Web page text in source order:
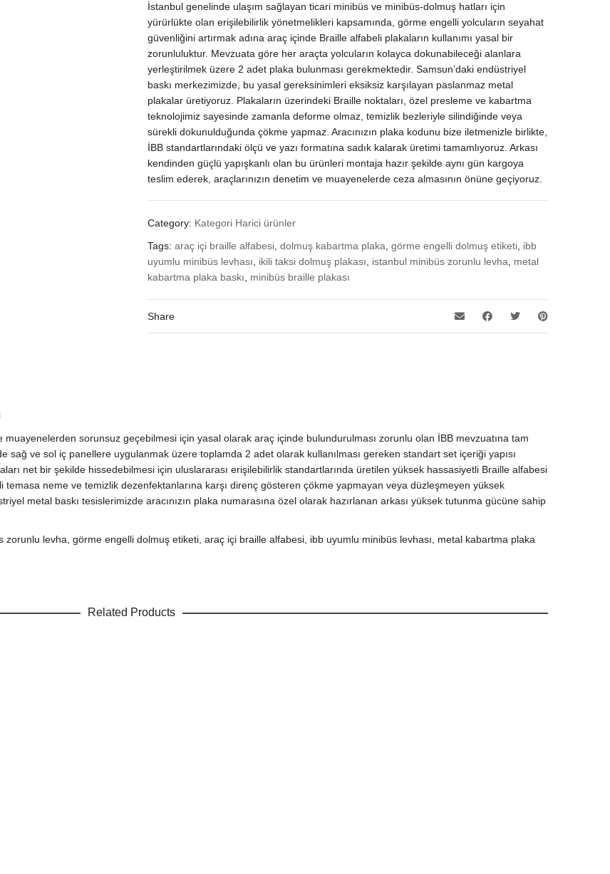
Kabartma
Metal
Plaka
Seti
quantity
İstanbul genelinde ulaşım sağlayan ticari minibüs ve minibüs-dolmuş hatları için
yürürlükte olan erişilebilirlik yönetmelikleri kapsamında, görme engelli yolcuların seyahat
güvenliğini artırmak adına araç içinde Braille alfabeli plakaların kullanımı yasal bir
zorunluluktur. Mevzuata göre her araçta yolcuların kolayca dokunabileceği alanlara
yerleştirilmek üzere 2 adet plaka bulunması gerekmektedir. Samsun’daki endüstriyel
baskı merkezimizde, bu yasal gereksinimleri eksiksiz karşılayan paslanmaz metal
plakalar üretiyoruz. Plakaların üzerindeki Braille noktaları, özel presleme ve kabartma
teknolojimiz sayesinde zamanla deforme olmaz, temizlik bezleriyle silindiğinde veya
sürekli dokunulduğunda çökme yapmaz. Aracınızın plaka kodunu bize iletmenizle birlikte,
İBB standartlarındaki ölçü ve yazı formatına sadık kalarak üretimi tamamlıyoruz. Arkası
kendinden güçlü yapışkanlı olan bu ürünleri montaja hazır şekilde aynı gün kargoya
teslim ederek, araçlarınızın denetim ve muayenelerde ceza almasının önüne geçiyoruz.
Category: Kategori Harici ürünler
Tags:araç içi braille alfabesi ,dolmuş kabartma plaka ,görme engelli dolmuş etiketi ibb
uyumlu minibüs levhası
ikili taksi dolmuş plakası istanbul minibüs zorunlu levha
metal
kabartma plaka baskı
minibüs braille plakası
Share
sorunsuz geçebilmesi için yasal olarak araç içinde bulundurulması zorunlu olan İBB mevzuatına tam
ve sol iç panellere uygulanmak üzere toplamda 2 adet olarak kullanılması gereken standart set içeriği yapısı
net bir şekilde hissedebilmesi için uluslararası erişilebilirlik standartlarında üretilen yüksek hassasiyetli Braille alfabesi
neme ve temizlik dezenfektanlarına karşı direnç gösteren çökme yapmayan veya düzleşmeyen yüksek
metal baskı tesislerimizde aracınızın plaka numarasına özel olarak hazırlanan arkası yüksek tutunma gücüne sahip
levha, görme engelli dolmuş etiketi, araç içi braille alfabesi, ibb uyumlu minibüs levhası, metal kabartma plaka
Related Products